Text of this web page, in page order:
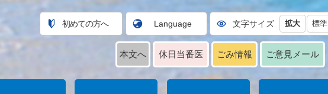
初めての方へ Language 文字サイズ 拡大 標準
本文へ 休日当番医 ごみ情報 ご意見メール